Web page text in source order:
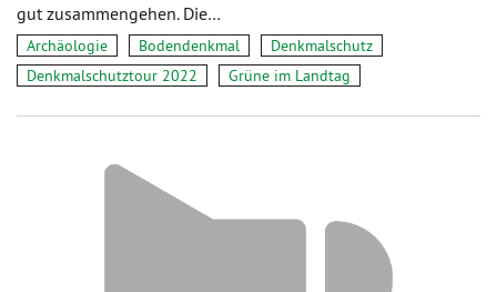
gut zusammengehen. Die…
Archäologie Bodendenkmal
Denkmalschutz
Denkmalschutztour 2022
Grüne im Landtag